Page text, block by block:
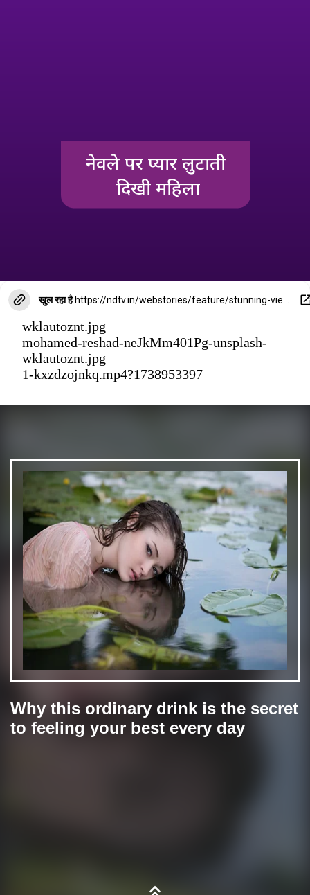
नेवले पर प्यार लुटाती
दिखी महिला
खुल रहा है
mohamed-reshad-neJkMm401Pg-unsplash-
wklautoznt.jpg
mohamed-reshad-neJkMm401Pg-unsplash-
wklautoznt.jpg
1-kxzdzojnkq.mp4?1738953397